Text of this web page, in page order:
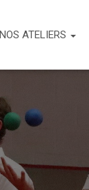
NOS ATELIERS